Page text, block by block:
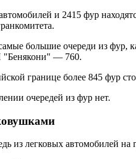
и 2415 фур
большие очереди из фур,
— 760.
границе более 845 фур
очередей из фур нет.
из легковых автомобилей